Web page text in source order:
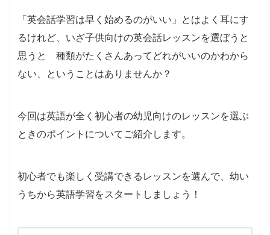
「英会話学習は早く始めるのがいい」とはよく耳にす
るけれど、いざ子供向けの英会話レッスンを選ぼうと
思うと 種類がたくさんあってどれがいいのかわから
ない、ということはありませんか？
今回は英語が全く初心者の幼児向けのレッスンを選ぶ
ときのポイントについてご紹介します。
初心者でも楽しく受講できるレッスンを選んで、幼い
うちから英語学習をスタートしましょう！